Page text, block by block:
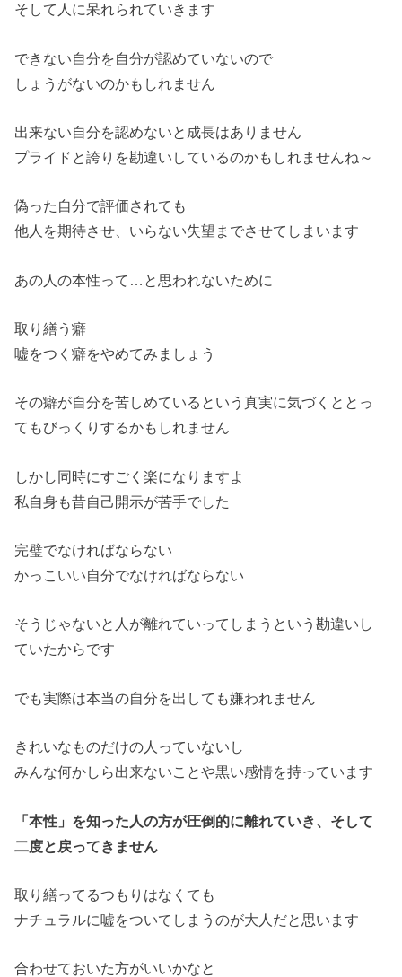
そして人に呆れられていきます
できない自分を自分が認めていないので
しょうがないのかもしれません
出来ない自分を認めないと成長はありません
プライドと誇りを勘違いしているのかもしれませんね～
偽った自分で評価されても
他人を期待させ、いらない失望までさせてしまいます
あの人の本性って…と思われないために
取り繕う癖
嘘をつく癖をやめてみましょう
その癖が自分を苦しめているという真実に気づくととっ
てもびっくりするかもしれません
しかし同時にすごく楽になりますよ
私自身も昔自己開示が苦手でした
完璧でなければならない
かっこいい自分でなければならない
そうじゃないと人が離れていってしまうという勘違いし
ていたからです
でも実際は本当の自分を出しても嫌われません
きれいなものだけの人っていないし
みんな何かしら出来ないことや黒い感情を持っています
「本性」を知った人の方が圧倒的に離れていき、そして
二度と戻ってきません
取り繕ってるつもりはなくても
ナチュラルに嘘をついてしまうのが大人だと思います
合わせておいた方がいいかなと